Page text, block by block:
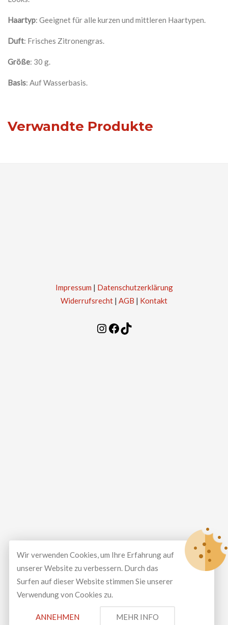
Haartyp: Geeignet für alle kurzen und mittleren Haartypen.
Duft: Frisches Zitronengras.
Größe: 30 g.
Basis: Auf Wasserbasis.
Verwandte Produkte
Impressum | Datenschutzerklärung
Widerrufsrecht | AGB | Kontakt
Instagram
Facebook
Wir verwenden Cookies, um Ihre Erfahrung auf
unserer Website zu verbessern. Durch das
Surfen auf dieser Website stimmen Sie unserer
Verwendung von Cookies zu.
ANNEHMEN MEHR INFO